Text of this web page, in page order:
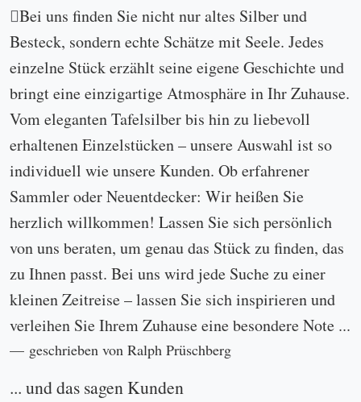
Bei uns finden Sie nicht nur altes Silber und
Besteck, sondern echte Schätze mit Seele. Jedes
einzelne Stück erzählt seine eigene Geschichte und
bringt eine einzigartige Atmosphäre in Ihr Zuhause.
Vom eleganten Tafelsilber bis hin zu liebevoll
erhaltenen Einzelstücken – unsere Auswahl ist so
individuell wie unsere Kunden. Ob erfahrener
Sammler oder Neuentdecker: Wir heißen Sie
herzlich willkommen! Lassen Sie sich persönlich
von uns beraten, um genau das Stück zu finden, das
zu Ihnen passt. Bei uns wird jede Suche zu einer
kleinen Zeitreise – lassen Sie sich inspirieren und
verleihen Sie Ihrem Zuhause eine besondere Note ...
geschrieben von Ralph Prüschberg
... und das sagen Kunden